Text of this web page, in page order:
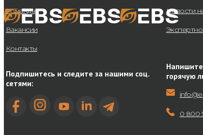
Команда
Вакансии
Контакты
Подпишитесь и следите за нашими соц.
сетями:
Новости
горячую
0 800